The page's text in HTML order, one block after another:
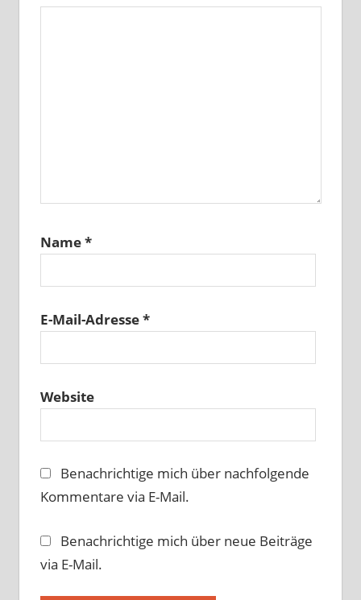
Name*
E-Mail-Adresse*
Website
Benachrichtige mich über nachfolgende
Kommentare via E-Mail.
Benachrichtige mich über neue Beiträge
via E-Mail.